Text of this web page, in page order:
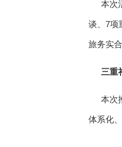
本次
谈、7项
旅务实合
三重
本次
体系化